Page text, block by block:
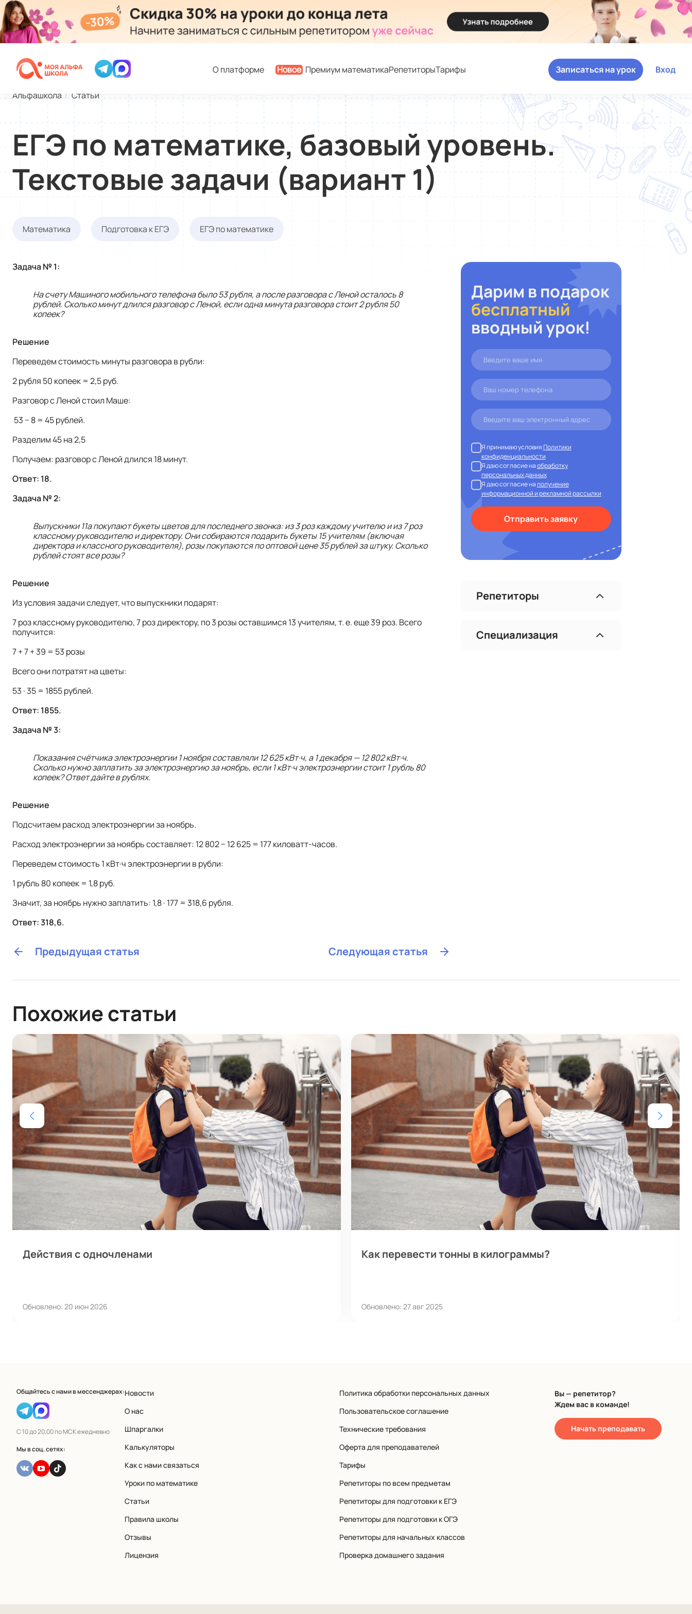
О платформе Новое Премиум математикаРепетиторыТарифы Вход
Записаться на урок
Альфашкола Статьи
ЕГЭ по математике, базовый уровень.
Текстовые задачи (вариант 1)
Математика Подготовка к ЕГЭ ЕГЭ по математике
Задача № 1:
На счету Машиного мобильного телефона было 53 рубля, а после разговора с Леной осталось 8
рублей. Сколько минут длился разговор с Леной, если одна минута разговора стоит 2 рубля 50
копеек?
Решение
Переведем стоимость минуты разговора в рубли:
2 рубля 50 копеек = 2,5 руб.
Разговор с Леной стоил Маше:
53 − 8 = 45 рублей.
Разделим 45 на 2,5
Получаем: разговор с Леной длился 18 минут.
Ответ: 18.
Задача № 2:
Выпускники 11а покупают букеты цветов для последнего звонка: из 3 роз каждому учителю и из 7 роз
классному руководителю и директору. Они собираются подарить букеты 15 учителям (включая
директора и классного руководителя), розы покупаются по оптовой цене 35 рублей за штуку. Сколько
рублей стоят все розы?
Решение
Из условия задачи следует, что выпускники подарят:
7 роз классному руководителю, 7 роз директору, по 3 розы оставшимся 13 учителям, т. е. еще 39 роз. Всего
получится:
7 + 7 + 39 = 53 розы
Всего они потратят на цветы:
53 · 35 = 1855 рублей.
Ответ: 1855.
Задача № 3:
Показания счётчика электроэнергии 1 ноября составляли 12 625 кВт·ч, а 1 декабря — 12 802 кВт·ч.
Сколько нужно заплатить за электроэнергию за ноябрь, если 1 кВт·ч электроэнергии стоит 1 рубль 80
копеек? Ответ дайте в рублях.
Решение
Подсчитаем расход электроэнергии за ноябрь.
Расход электроэнергии за ноябрь составляет: 12 802 − 12 625 = 177 киловатт-часов.
Переведем стоимость 1 кВт·ч электроэнергии в рубли:
1 рубль 80 копеек = 1,8 руб.
Значит, за ноябрь нужно заплатить: 1,8 · 177 = 318,6 рубля.
Ответ: 318,6.
Предыдущая статья Следующая статья
Дарим в подарок
бесплатный
вводный урок!
Я принимаю условияПолитики
конфиденциальности
Я даю согласие наобработку
персональных данных
Я даю согласие наполучение
информационной и рекламной рассылки
Отправить заявку
Репетиторы
Специализация
Похожие статьи
Действия с одночленами
Обновлено: 20 июн 2026
Как перевести тонны в килограммы?
Обновлено: 27 авг 2025
Общайтесь с нами в мессенджерах:
С 10 до 20.00 по МСК ежедневно
Мы в соц. сетях:
Новости
О нас
Шпаргалки
Калькуляторы
Как с нами связаться
Уроки по математике
Статьи
Правила школы
Отзывы
Лицензия
Политика обработки персональных данных
Пользовательское соглашение
Технические требования
Оферта для преподавателей
Тарифы
Репетиторы по всем предметам
Репетиторы для подготовки к ЕГЭ
Репетиторы для подготовки к ОГЭ
Репетиторы для начальных классов
Проверка домашнего задания
Вы — репетитор?
Ждем вас в команде!
Начать преподавать